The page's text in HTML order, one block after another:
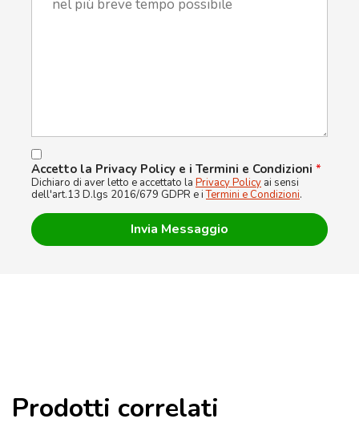
Accetto la Privacy Policy e i Termini e Condizioni *
Dichiaro di aver letto e accettato la Privacy Policy ai sensi
dell'art.13 D.lgs 2016/679 GDPR e iTermini e Condizioni.
Prodotti correlati